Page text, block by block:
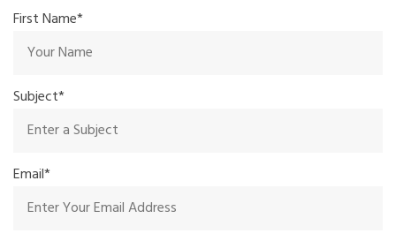
First Name*
Subject*
Email*